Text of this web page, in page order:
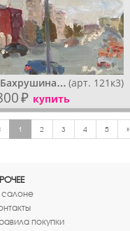
(арт. 121к3)
₽ купить
1 2 3 4 5 »
салоне
покупки